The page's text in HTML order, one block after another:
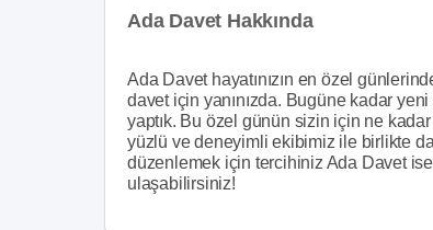
Ada Davet Hakkında
Ada Davet hayatınızın en özel
davet için yanınızda. Bugüne kadar
yaptık. Bu özel günün sizin için ne
yüzlü ve deneyimli ekibimiz ile birlikte
düzenlemek için tercihiniz Ada Davet
ulaşabilirsiniz!